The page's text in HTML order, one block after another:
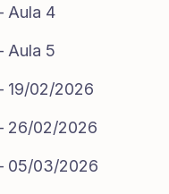
Aula 4
Aula 5
19/02/2026
26/02/2026
05/03/2026